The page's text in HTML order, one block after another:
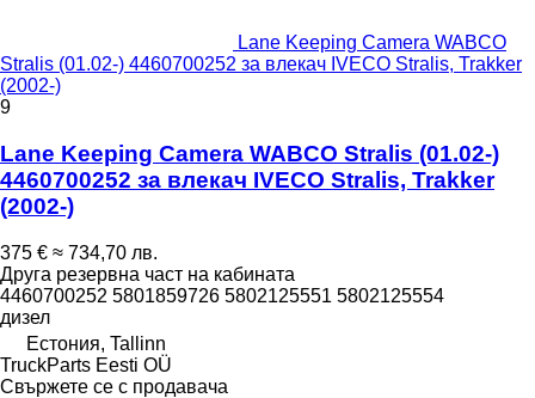
Lane Keeping Camera WABCO
Stralis (01.02-) 4460700252 за влекач IVECO Stralis, Trakker
(2002-)
9
Lane Keeping Camera WABCO Stralis (01.02-)
4460700252 за влекач IVECO Stralis, Trakker
(2002-)
375 € ≈ 734,70 лв.
Друга резервна част на кабината
4460700252 5801859726 5802125551 5802125554
дизел
Естония, Tallinn
TruckParts Eesti OÜ
Свържете се с продавача